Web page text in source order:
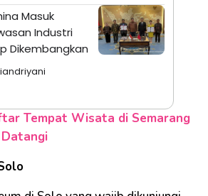
Masuk
Industri
Dikembangkan
Tempat Wisata di Semarang